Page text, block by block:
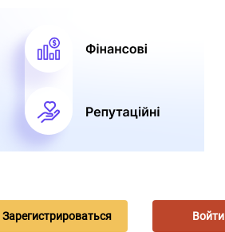
Зарегистрироваться Войти